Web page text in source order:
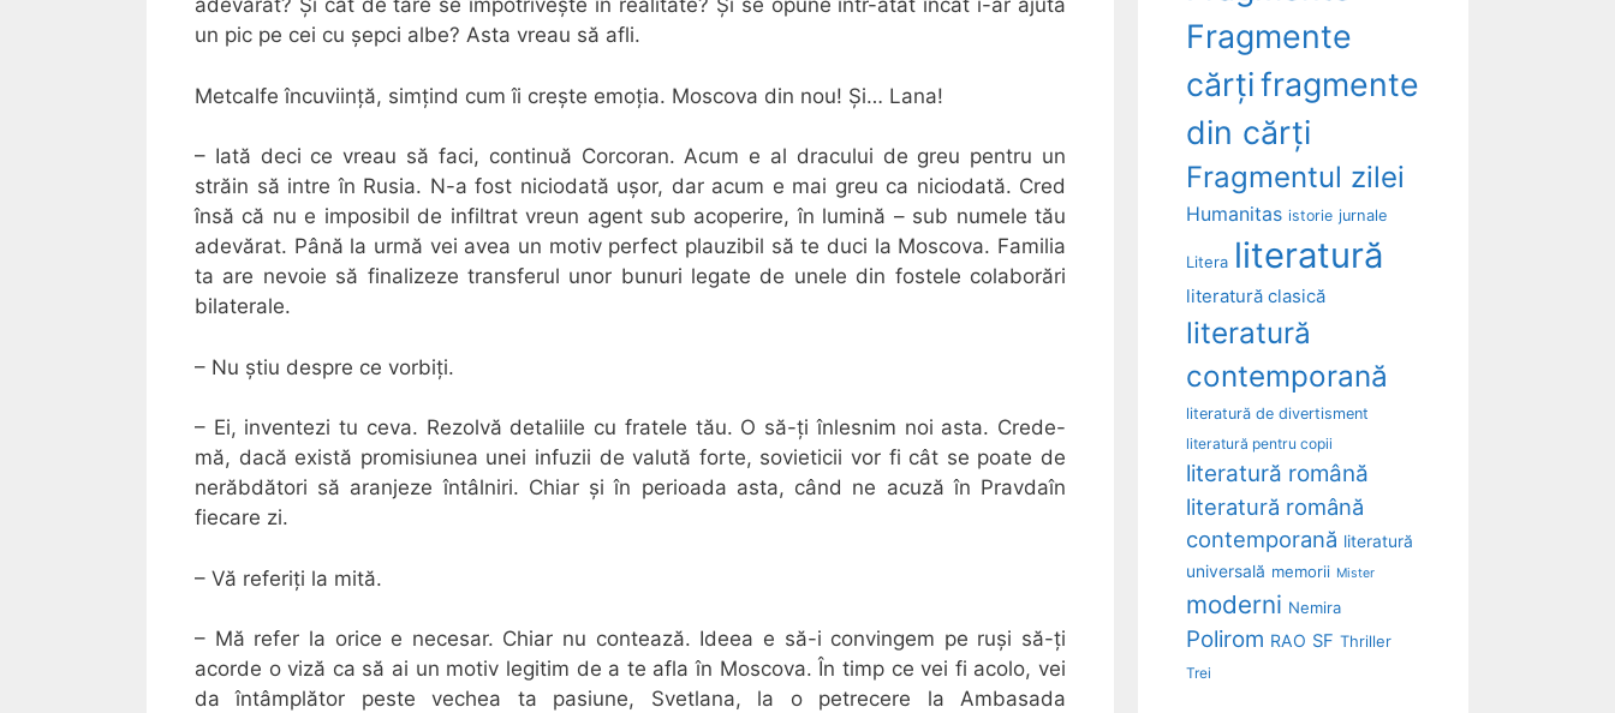
adevărat? Și cât de tare se împotrivește în realitate? Și se opune într-atât încât i-ar ajuta
un pic pe cei cu șepci albe? Asta vreau să afli.
Metcalfe încuviință, simțind cum îi crește emoția. Moscova din nou! Și… Lana!
– Iată deci ce vreau să faci, continuă Corcoran. Acum e al dracului de greu pentru un
străin să intre în Rusia. N-a fost niciodată ușor, dar acum e mai greu ca niciodată. Cred
însă că nu e imposibil de infiltrat vreun agent sub acoperire, în lumină – sub numele tău
adevărat. Până la urmă vei avea un motiv perfect plauzibil să te duci la Moscova. Familia
ta are nevoie să finalizeze transferul unor bunuri legate de unele din fostele colaborări
bilaterale.
– Nu știu despre ce vorbiți.
– Ei, inventezi tu ceva. Rezolvă detaliile cu fratele tău. O să-ți înlesnim noi asta. Crede-
mă, dacă există promisiunea unei infuzii de valută forte, sovieticii vor fi cât se poate de
nerăbdători să aranjeze întâlniri. Chiar și în perioada asta, când ne acuză în Pravdaîn
fiecare zi.
– Vă referiți la mită.
– Mă refer la orice e necesar. Chiar nu contează. Ideea e să-i convingem pe ruși să-ți
acorde o viză ca să ai un motiv legitim de a te afla în Moscova. În timp ce vei fi acolo, vei
da întâmplător peste vechea ta pasiune, Svetlana, la o petrecere la Ambasada
Fragmente
cărțifragmente
din cărți
Fragmentul zilei
Humanitas istorie jurnale
Litera literatură
literatură clasică
literatură
contemporană
literatură de divertisment
literatură pentru copii
literatură română
literatură română
contemporană literatură
universală memorii Mister
moderni Nemira
Polirom RAO SF Thriller
Trei